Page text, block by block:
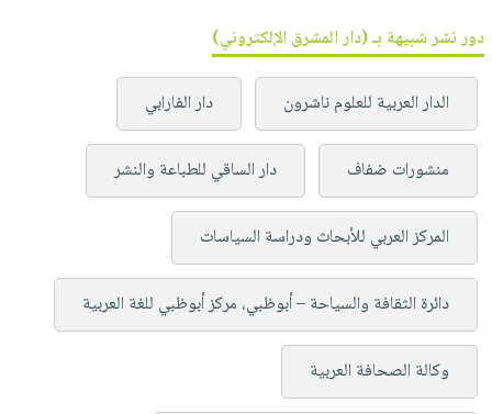
دور نشر شبيهة بـ (دار المشرق الإلكتروني)
الدار العربية للعلوم ناشرون دار الفارابي
منشورات ضفاف دار الساقي للطباعة والنشر
المركز العربي للأبحاث ودراسة السياسات
دائرة الثقافة والسياحة – أبوظبي، مركز أبوظبي للغة العربية
وكالة الصحافة العربية